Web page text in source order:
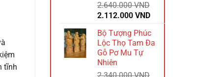
tĩnh
2.640.000VND
Giá
là:
2.640.000 VND.
2.112.000 VNDGiá
hiện
tại
là:
Bộ Tượng Phúc
Lộc Thọ Tam Đa
Gỗ Pơ Mu Tự
Nhiên